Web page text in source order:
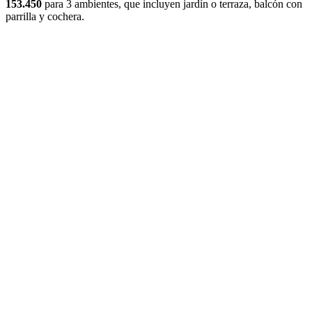
153.450 para 3 ambientes, que incluyen jardín o terraza, balcón con
parrilla y cochera.